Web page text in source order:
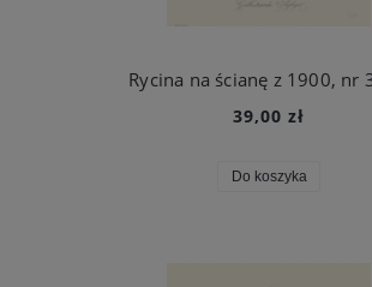
Rycina na ścianę z 1900, nr
39,00 zł
Do koszyka